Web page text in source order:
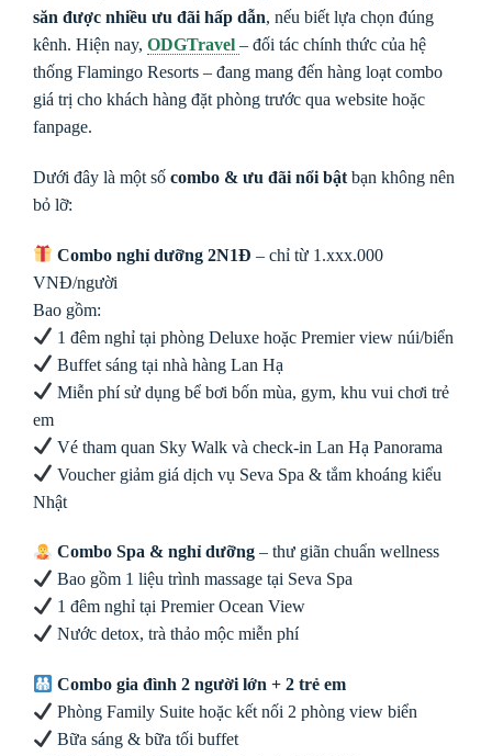
săn được nhiều ưu đãi hấp dẫn, nếu biết lựa chọn đúng
kênh. Hiện nay, ODGTravel – đối tác chính thức của hệ
thống Flamingo Resorts – đang mang đến hàng loạt combo
giá trị cho khách hàng đặt phòng trước qua website hoặc
fanpage.
Dưới đây là một số combo & ưu đãi nổi bật bạn không nên
bỏ lỡ:
Combo nghỉ dưỡng 2N1Đ – chỉ từ 1.xxx.000
VNĐ/người
Bao gồm:
1 đêm nghỉ tại phòng Deluxe hoặc Premier view núi/biển
Buffet sáng tại nhà hàng Lan Hạ
Miễn phí sử dụng bể bơi bốn mùa, gym, khu vui chơi trẻ
em
Vé tham quan Sky Walk và check-in Lan Hạ Panorama
Voucher giảm giá dịch vụ Seva Spa & tắm khoáng kiểu
Nhật
Combo Spa & nghỉ dưỡng – thư giãn chuẩn wellness
Bao gồm 1 liệu trình massage tại Seva Spa
1 đêm nghỉ tại Premier Ocean View
Nước detox, trà thảo mộc miễn phí
Combo gia đình 2 người lớn + 2 trẻ em
Phòng Family Suite hoặc kết nối 2 phòng view biển
Bữa sáng & bữa tối buffet